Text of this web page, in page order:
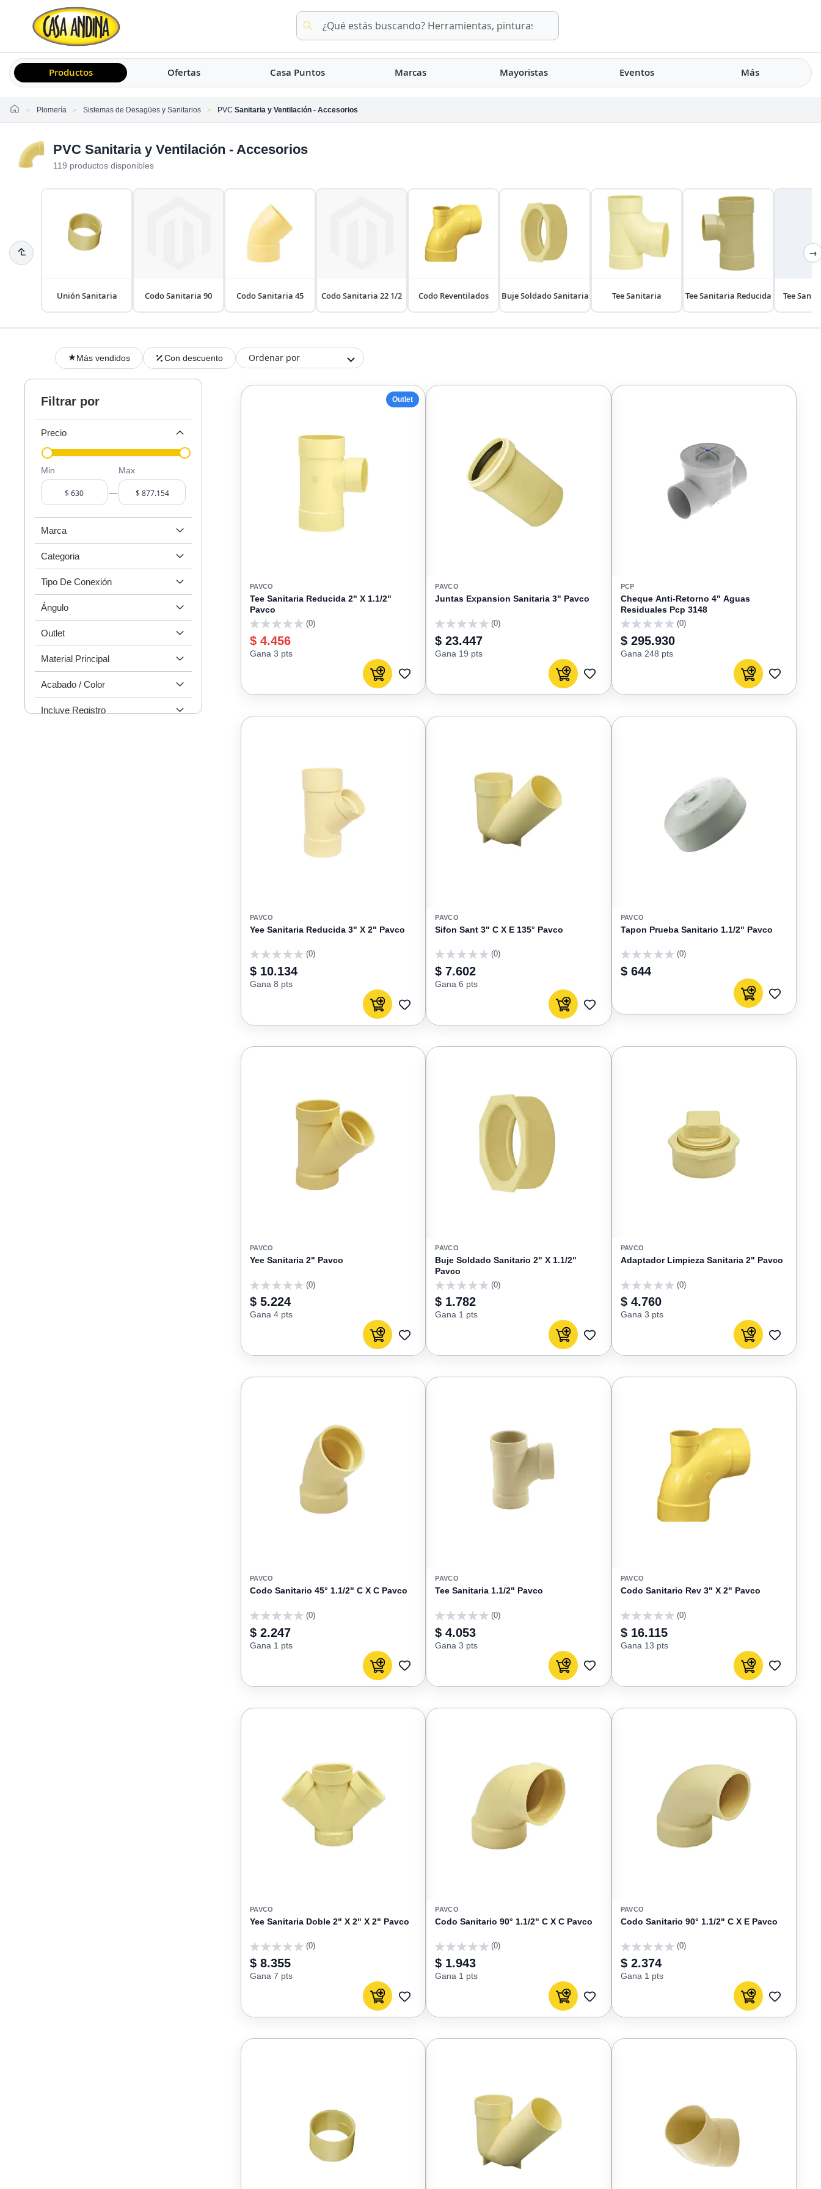
Buscar
Buscar
Productos Ofertas Casa Puntos Marcas Mayoristas Eventos Más
HomePlomería Sistemas de Desagües y Sanitarios PVC Sanitaria y Ventilación - Accesorios
PVC Sanitaria y Ventilación - Accesorios
119 productos disponibles
Unión Sanitaria Codo Sanitaria 90 Codo Sanitaria 45 Codo Sanitaria 22 1/2 Codo Reventilados Buje Soldado Sanitaria Tee Sanitaria Tee Sanitaria Reducida Tee
→
Más vendidos Con descuento Ordenar por
Outlet
PAVCO
Tee Sanitaria Reducida 2" X 1.1/2"
Pavco
(0)
$ 4.456
Gana 3 pts
Agregar al carrito
AGREGAR
FAVORITOS
PAVCO
Juntas Expansion Sanitaria 3" Pavco
(0)
$ 23.447
Gana 19 pts
Agregar al carrito
AGREGAR
FAVORITOS
PCP
Cheque Anti-Retorno 4" Aguas
Residuales Pcp 3148
(0)
$ 295.930
Gana 248 pts
Agregar al carrito
AGREGAR
PAVCO
Yee Sanitaria Reducida 3" X 2" Pavco
0
(0)
$ 10.134
Gana 8 pts
Agregar al carrito
AGREGAR
FAVORITOS
PAVCO
Sifon Sant 3" C X E 135° Pavco
0
(0)
$ 7.602
Gana 6 pts
Agregar al carrito
AGREGAR
FAVORITOS
PAVCO
Tapon Prueba Sanitario 1.1/2" Pavco
0
(0)
$ 644
Agregar al carrito
AGREGAR
PAVCO
Yee Sanitaria 2" Pavco
0
(0)
$ 5.224
Gana 4 pts
Agregar al carrito
AGREGAR
FAVORITOS
PAVCO
Buje Soldado Sanitario 2" X 1.1/2"
Pavco
0
(0)
$ 1.782
Gana 1 pts
Agregar al carrito
AGREGAR
FAVORITOS
PAVCO
Adaptador Limpieza Sanitaria 2" Pavco
0
(0)
$ 4.760
Gana 3 pts
Agregar al carrito
AGREGAR
PAVCO
Codo Sanitario 45° 1.1/2" C X C Pavco
(0)
$ 2.247
Gana 1 pts
Agregar al carrito
AGREGAR
FAVORITOS
PAVCO
Tee Sanitaria 1.1/2" Pavco
(0)
$ 4.053
Gana 3 pts
Agregar al carrito
AGREGAR
FAVORITOS
PAVCO
Codo Sanitario Rev 3" X 2" Pavco
(0)
$ 16.115
Gana 13 pts
Agregar al carrito
AGREGAR
PAVCO
Yee Sanitaria Doble 2" X 2" X 2" Pavco
0
(0)
$ 8.355
Gana 7 pts
Agregar al carrito
AGREGAR
FAVORITOS
PAVCO
Codo Sanitario 90° 1.1/2" C X C Pavco
0
(0)
$ 1.943
Gana 1 pts
Agregar al carrito
AGREGAR
FAVORITOS
PAVCO
Codo Sanitario 90° 1.1/2" C X E Pavco
0
(0)
$ 2.374
Gana 1 pts
Agregar al carrito
AGREGAR
Filtrar por
Precio
Min
–
Max
Marca
Categoria
Tipo De Conexión
Ángulo
Outlet
Material Principal
Acabado / Color
Incluye Registro